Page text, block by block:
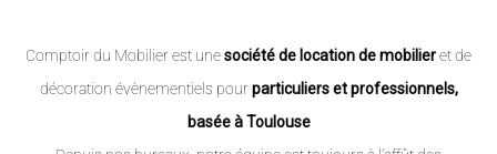
Comptoir du Mobilier est unesociété de location de mobilieret de
décoration évènementiels pourparticuliers et professionnels,
basée à Toulouse